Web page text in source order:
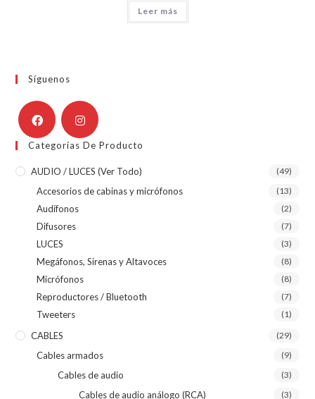
Leer más
Síguenos
Categorías De Producto
AUDIO / LUCES (ver Todo) (49)
Accesorios de cabinas y micrófonos (13)
Audífonos (2)
Difusores (7)
LUCES (3)
Megáfonos, Sirenas y Altavoces (8)
Micrófonos (8)
Reproductores / Bluetooth (7)
Tweeters (1)
CABLES (29)
Cables armados (9)
Cables de audio (3)
Cables de audio análogo (RCA) (3)